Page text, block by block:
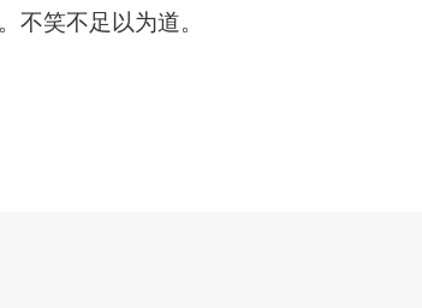
不笑不足以为道。